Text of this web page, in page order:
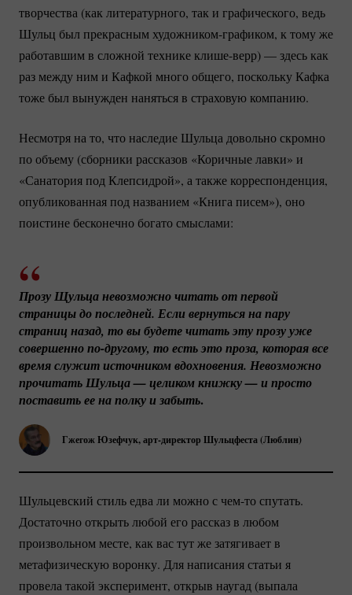
творчества (как литературного, так и графического, ведь
Шульц был прекрасным художником-графиком, к тому же
работавшим в сложной техникеклише-верр)— здесь как
раз между ним и Кафкой много общего, поскольку Кафка
тоже был вынужден наняться в страховую компанию.
Несмотря на то, что наследие Шульца довольно скромно
по объему (сборники рассказов «Коричные лавки» и
«Санатория под Клепсидрой», а также корреспонденция,
опубликованная под названием «Книга писем»), оно
поистине бесконечно богато смыслами:
Гжегож Юзефчук,арт-директор Шульцфеста (Люблин)
Прозу Щульца невозможно читать от первой
страницы до последней. Если вернуться на пару
страниц назад, то вы будете читать эту прозу уже
совершенно по-другому, то есть это проза, которая все
время служит источником вдохновения. Невозможно
прочитать Шульца — целиком книжку — и просто
поставить ее на полку и забыть.
Шульцевский стиль едва ли можно счем-тоспутать.
Достаточно открыть любой его рассказ в любом
произвольном месте, как вас тут же затягивает в
метафизическую воронку. Для написания статьи я
провела такой эксперимент, открыв наугад (выпала